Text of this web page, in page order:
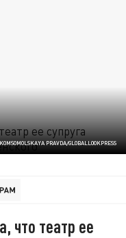
PRAVDA/GLOBALLOOKPRESS
что театр ее